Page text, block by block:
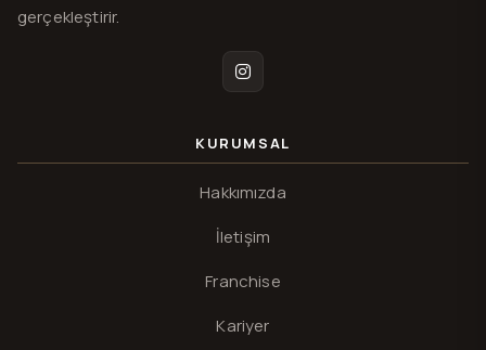
gerçekleştirir.
Instagram
KURUMSAL
Hakkımızda
İletişim
Franchise
Kariyer